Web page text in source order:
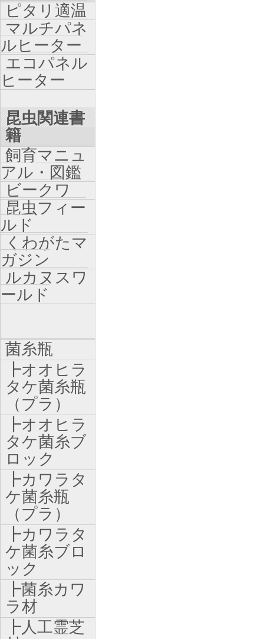
ピタリ適温
マルチパネ
ルヒーター
エコパネル
ヒーター
昆虫関連書
籍
飼育マニュ
アル・図鑑
ビークワ
昆虫フィー
ルド
くわがたマ
ガジン
ルカヌスワ
ールド
菌糸瓶
┣オオヒラ
タケ菌糸瓶
（プラ）
┣オオヒラ
タケ菌糸ブ
ロック
┣カワラタ
ケ菌糸瓶
（プラ）
┣カワラタ
ケ菌糸ブロ
ック
┣菌糸カワ
ラ材
┣人工霊芝